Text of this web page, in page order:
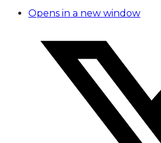
Opens in a new window